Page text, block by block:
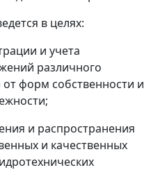
в целях:
и учета
различного
форм собственности и
и распространения
и качественных